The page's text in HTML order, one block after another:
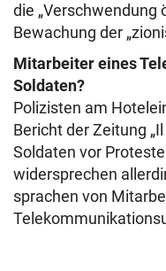
die „Verschwendung
Bewachung der
Mitarbeiter eines
Soldaten?
Polizisten am
Bericht der Zeitung
Soldaten vor
widersprechen
sprachen von